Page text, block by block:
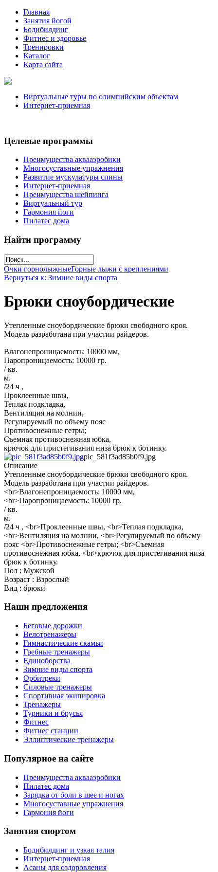
Главная
Занятия йогой
Бодибилдинг
Фитнес и здоровье
Тренировки
Каталог
Карта сайта
Виртуальные туры по олимпийским объектам
Интернет-приемная
Целевые программы
Преимущества аквааэробики
Многосуставные упражнения
Развитие мускулатуры спины
Интернет-приемная
Преимущества шейпинга
Виртуальный тур
Гармония йоги
Пилатес дома
Найти программу
Очки горнолыжныеГорные лыжи с креплениями
Вернуться к: Зимние виды спорта
Брюки сноубордические
Утепленные сноубордические брюки свободного кроя.
Модель разработана при участии райдеров.
Влагонепроницаемость: 10000 мм,
Паропроницаемость: 10000 гр.
/ кв.
м.
/24 ч ,
Проклеенные швы,
Теплая подкладка,
Вентиляция на молнии,
Регулируемый по объему пояс
Противоснежные гетры;
Съемная противоснежная юбка,
крючок для пристегивания низа брюк к ботинку.
pic_581f3ad85b0f9.jpg
Описание
Утепленные сноубордические брюки свободного кроя.
Модель разработана при участии райдеров.
<br>Влагонепроницаемость: 10000 мм,
<br>Паропроницаемость: 10000 гр.
/ кв.
м.
/24 ч , <br>Проклеенные швы, <br>Теплая подкладка,
<br>Вентиляция на молнии, <br>Регулируемый по объему
пояс <br>Противоснежные гетры; <br>Съемная
противоснежная юбка, <br>крючок для пристегивания низа
брюк к ботинку.
Пол : Мужской
Возраст : Взрослый
Вид : брюки
Наши предложения
Беговые дорожки
Велотренажеры
Гимнастические скамьи
Гребные тренажеры
Единоборства
Зимние виды спорта
Орбитреки
Силовые тренажеры
Спортивная экипировка
Тренажеры
Турники и брусья
Фитнес
Фитнес станции
Эллиптические тренажеры
Популярное на сайте
Преимущества аквааэробики
Пилатес дома
Зарядка от боли в шее и ногах
Многосуставные упражнения
Гармония йоги
Занятия спортом
Бодибилдинг и узкая талия
Интернет-приемная
Асаны для оздоровления